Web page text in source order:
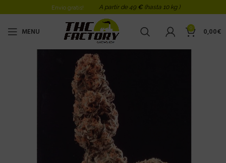
Envio gratis! A partir de 49 € (hasta 10 kg )
MENU 0 0,00€